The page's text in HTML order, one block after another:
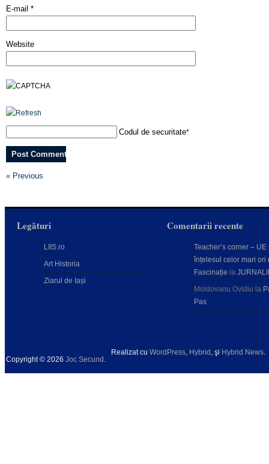
E-mail *
Website
Codul de securitate*
« Previous
Legături
LIIS.ro
Art Historia
Ziarul de Iași
Comentarii recente
Teacher’s corner – UE
înțelesul celor mari ori
Fascinație la
Moldovanu Ovidiu la
Pas
Copyright © 2026 Joc Secund .
Realizat cu WordPress, Hybrid , şi Hybrid News.